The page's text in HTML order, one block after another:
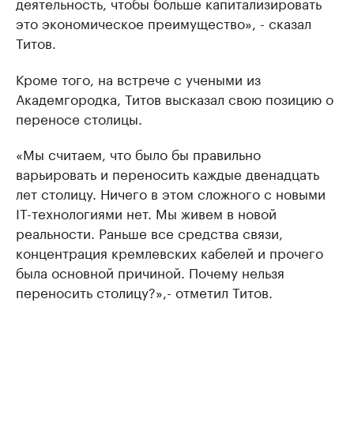
это экономическое преимущество», - сказал
Титов.
Кроме того, на встрече с учеными из
Академгородка, Титов высказал свою позицию о
переносе столицы.
«Мы считаем, что было бы правильно
варьировать и переносить каждые двенадцать
лет столицу. Ничего в этом сложного с новыми
IT-технологиями нет. Мы живем в новой
реальности. Раньше все средства связи,
концентрация кремлевских кабелей и прочего
была основной причиной. Почему нельзя
переносить столицу?»,- отметил Титов.